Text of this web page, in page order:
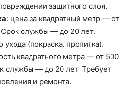
защитного слоя.
: цена за квадратный метр — от
Срок службы — до 20 лет.
ухода (покраска, пропитка).
квадратного метра — от 500
службы — до 20 лет. Требует
и ремонта.